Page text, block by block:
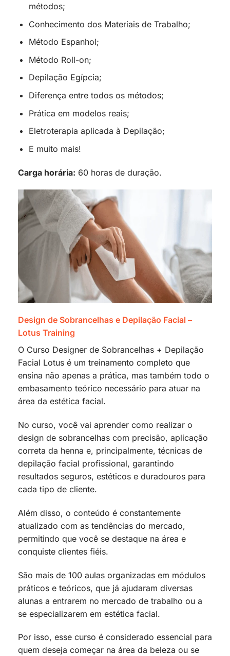
métodos;
Conhecimento dos Materiais de Trabalho;
Método Espanhol;
Método Roll-on;
Depilação Egípcia;
Diferença entre todos os métodos;
Prática em modelos reais;
Eletroterapia aplicada à Depilação;
E muito mais!
Carga horária: 60 horas de duração.
Design de Sobrancelhas e Depilação Facial –
Lotus Training
O Curso Designer de Sobrancelhas + Depilação
Facial Lotus é um treinamento completo que
ensina não apenas a prática, mas também todo o
embasamento teórico necessário para atuar na
área da estética facial.
No curso, você vai aprender como realizar o
design de sobrancelhas com precisão, aplicação
correta da henna e, principalmente, técnicas de
depilação facial profissional, garantindo
resultados seguros, estéticos e duradouros para
cada tipo de cliente.
Além disso, o conteúdo é constantemente
atualizado com as tendências do mercado,
permitindo que você se destaque na área e
conquiste clientes fiéis.
São mais de 100 aulas organizadas em módulos
práticos e teóricos, que já ajudaram diversas
alunas a entrarem no mercado de trabalho ou a
se especializarem em estética facial.
Por isso, esse curso é considerado essencial para
quem deseja começar na área da beleza ou se